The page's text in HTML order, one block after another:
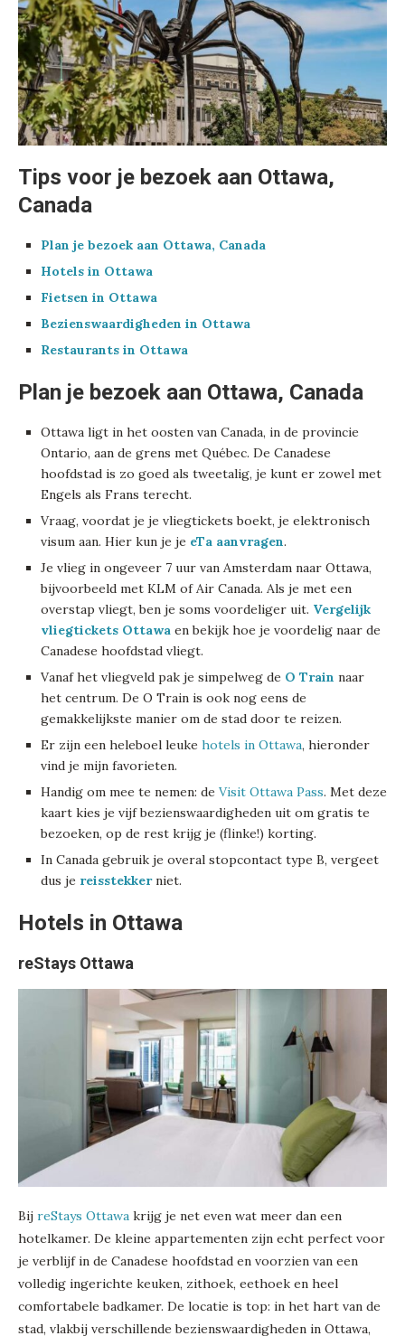
Tips voor je bezoek aan Ottawa,
Canada
Plan je bezoek aan Ottawa, Canada
Hotels in Ottawa
Fietsen in Ottawa
Bezienswaardigheden in Ottawa
Restaurants in Ottawa
Plan je bezoek aan Ottawa, Canada
Ottawa ligt in het oosten van Canada, in de provincie
Ontario, aan de grens met Québec. De Canadese
hoofdstad is zo goed als tweetalig, je kunt er zowel met
Engels als Frans terecht.
Vraag, voordat je je vliegtickets boekt, je elektronisch
visum aan. Hier kun je je eTa aanvragen.
Je vlieg in ongeveer 7 uur van Amsterdam naar Ottawa,
bijvoorbeeld met KLM of Air Canada. Als je met een
overstap vliegt, ben je soms voordeliger uit. Vergelijk
vliegtickets Ottawa en bekijk hoe je voordelig naar de
Canadese hoofdstad vliegt.
Vanaf het vliegveld pak je simpelweg de O Train naar
het centrum. De O Train is ook nog eens de
gemakkelijkste manier om de stad door te reizen.
Er zijn een heleboel leuke hotels in Ottawa, hieronder
vind je mijn favorieten.
Handig om mee te nemen: de Visit Ottawa Pass. Met deze
kaart kies je vijf bezienswaardigheden uit om gratis te
bezoeken, op de rest krijg je (flinke!) korting.
In Canada gebruik je overal stopcontact type B, vergeet
dus je reisstekkerniet.
Hotels in Ottawa
reStays Ottawa
Bij reStays Ottawa krijg je net even wat meer dan een
hotelkamer. De kleine appartementen zijn echt perfect voor
je verblijf in de Canadese hoofdstad en voorzien van een
volledig ingerichte keuken, zithoek, eethoek en heel
comfortabele badkamer. De locatie is top: in het hart van de
stad, vlakbij verschillende bezienswaardigheden in Ottawa,